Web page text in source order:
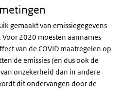
gemaakt van emissiegegevens
(externe link)
. Voor 2020 moesten aannames
van de COVID maatregelen op
de emissies (en dus ook de
onzekerheid dan in andere
dit ondervangen door de